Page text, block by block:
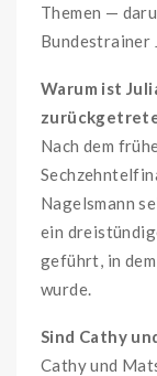
Themen —
Bundestrainer
Warum ist
Nach dem
Nagelsmann
ein
geführt, in
wurde.
Sind Cathy
Cathy und